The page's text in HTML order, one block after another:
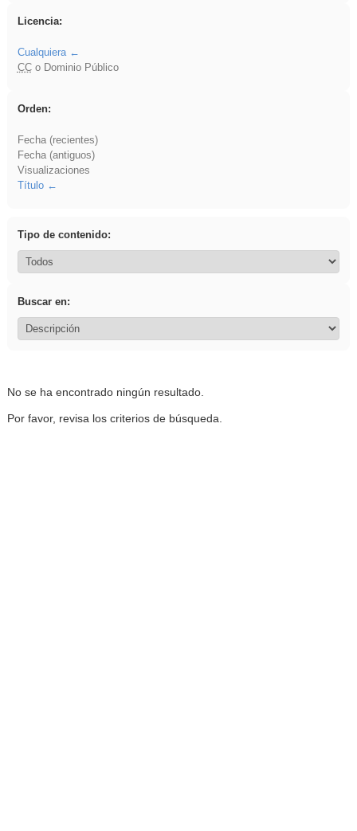
Licencia:
Cualquiera
CCo Dominio Público
Orden:
Fecha (recientes)
Fecha (antiguos)
Visualizaciones
Título
Tipo de contenido:
Buscar en:
No se ha encontrado ningún resultado.
Por favor, revisa los criterios de búsqueda.